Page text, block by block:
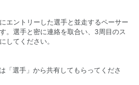
エントリーした選手と並走するペーサー
。選手と密に連絡を取合い、3周目のス
してください。
「選手」から共有してもらってくださ